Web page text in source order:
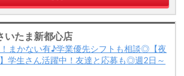
いたま新都心店
まかない有♪学業優先シフトも相談◎【夜
学生さん活躍中！友達と応募も◎週2日～